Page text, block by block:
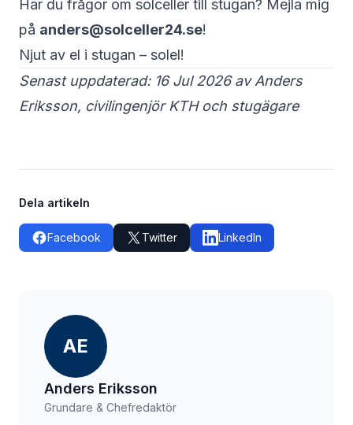
Har du frågor om solceller till stugan? Mejla mig
på anders@solceller24.se!
Njut av el i stugan – solel!
Senast uppdaterad: 16 Jul 2026 av Anders
Eriksson, civilingenjör KTH och stugägare
Dela artikeln
Facebook Twitter LinkedIn
AE
Anders Eriksson
Grundare & Chefredaktör